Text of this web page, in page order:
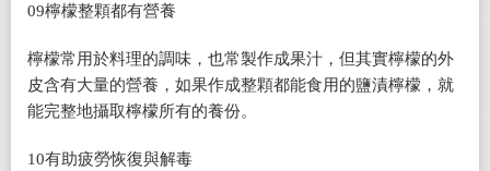
09檸檬整顆都有營養
檸檬常用於料理的調味，也常製作成果汁，但其實檸檬的外
皮含有大量的營養，如果作成整顆都能食用的鹽漬檸檬，就
能完整地攝取檸檬所有的養份。
10有助疲勞恢復與解毒